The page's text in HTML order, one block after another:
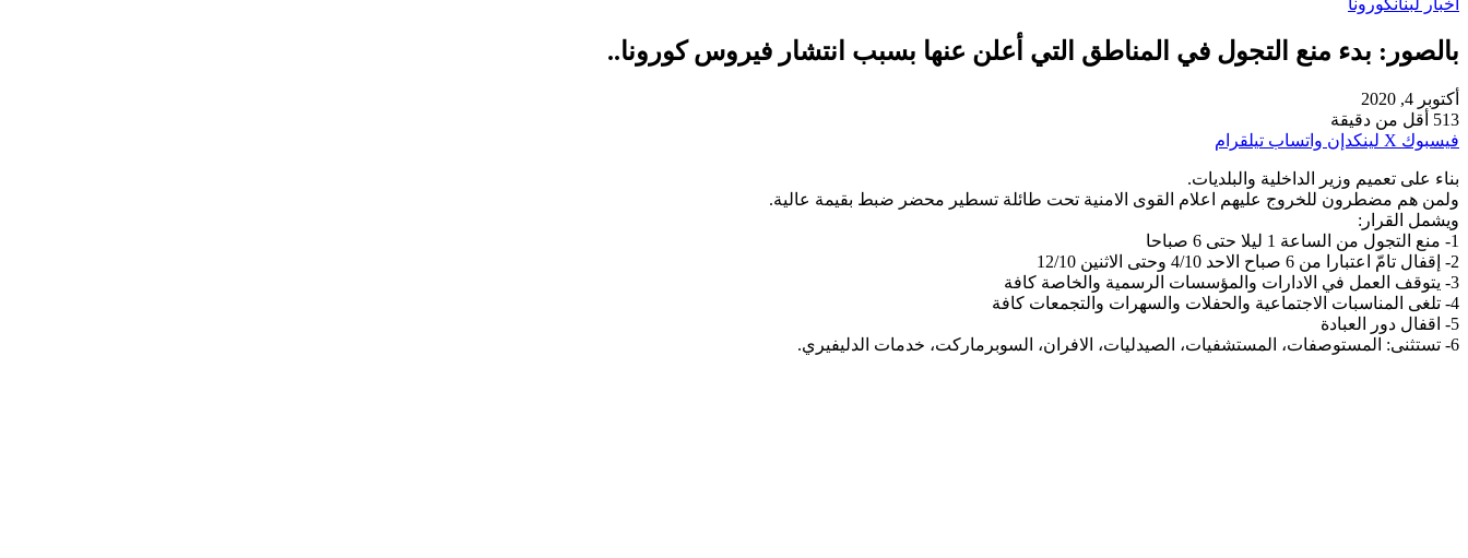
اخبار لبنانكورونا
بالصور: بدء منع التجول في المناطق التي أعلن عنها بسبب انتشار فيروس كورونا..
أكتوبر 4, 2020
513 أقل من دقيقة
فيسبوك ‫X لينكدإن واتساب تيلقرام
بناء على تعميم وزير الداخلية والبلديات.
ولمن هم مضطرون للخروج عليهم اعلام القوى الامنية تحت طائلة تسطير محضر ضبط بقيمة عالية.
ويشمل القرار:
1- منع التجول من الساعة 1 ليلا حتى 6 صباحا
2- إقفال تامّ اعتبارا من 6 صباح الاحد 4/10 وحتى الاثنين 12/10
3- يتوقف العمل في الادارات والمؤسسات الرسمية والخاصة كافة
4- تلغى المناسبات الاجتماعية والحفلات والسهرات والتجمعات كافة
5- اقفال دور العبادة
6- تستثنى: المستوصفات، المستشفيات، الصيدليات، الافران، السوبرماركت، خدمات الدليفيري.